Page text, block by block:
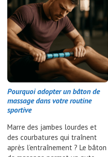
Pourquoi adopter un bâton de
massage dans votre routine
sportive
Marre des jambes lourdes et
des courbatures qui traînent
après l’entraînement ? Le bâton